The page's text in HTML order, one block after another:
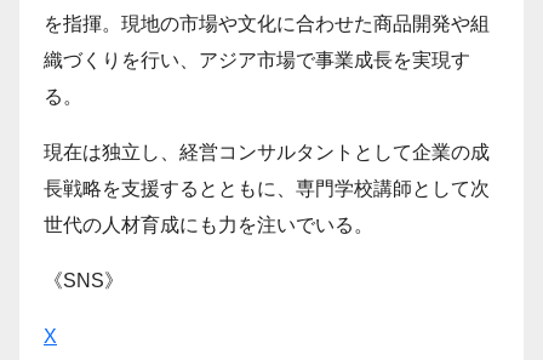
を指揮。現地の市場や文化に合わせた商品開発や組
織づくりを行い、アジア市場で事業成長を実現す
る。
現在は独立し、経営コンサルタントとして企業の成
長戦略を支援するとともに、専門学校講師として次
世代の人材育成にも力を注いでいる。
《SNS》
X